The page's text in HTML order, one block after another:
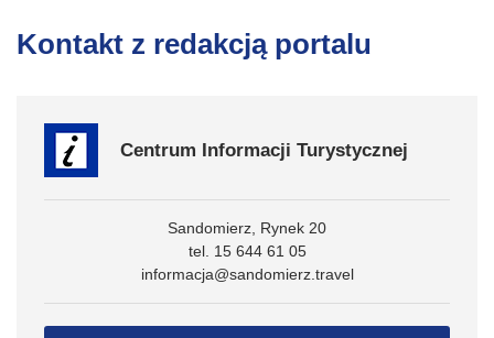
Kontakt z redakcją portalu
Centrum Informacji Turystycznej
Sandomierz, Rynek 20
tel. 15 644 61 05
informacja@sandomierz.travel